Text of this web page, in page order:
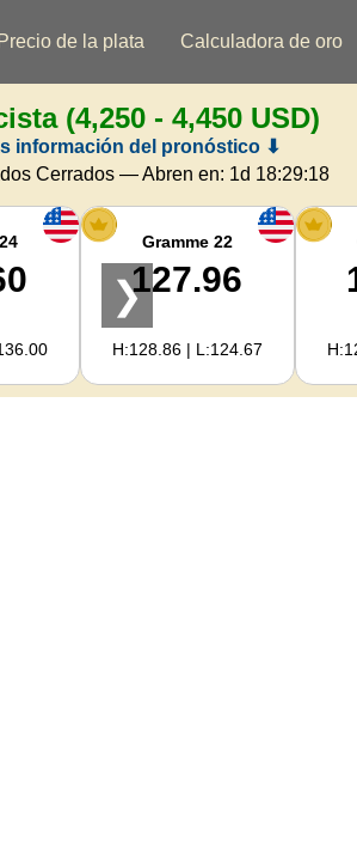
Precio de la plata Calculadora de oro
(4,250 - 4,450 USD)
información del pronóstico ⬇
Cerrados — Abren en: 1d 18:29:18
Gramme 22
127.96
H:128.86 | L:124.67
❯